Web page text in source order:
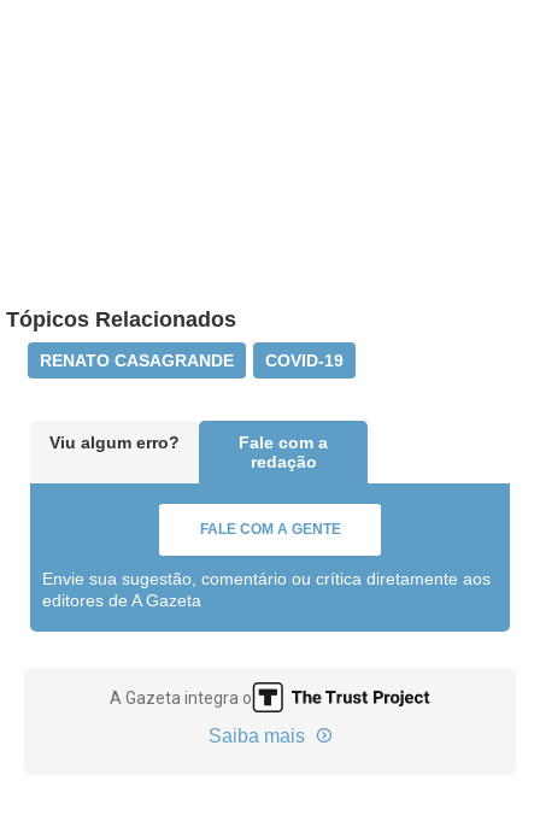
Tópicos Relacionados
RENATO CASAGRANDE COVID-19
Viu algum erro?
Fale com a
redação
FALE COM A GENTE
Envie sua sugestão, comentário ou crítica diretamente aos
editores de A Gazeta
A Gazeta integra o
Saiba mais